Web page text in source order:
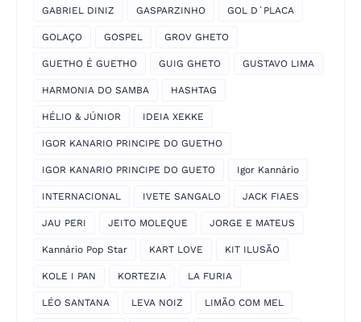
GABRIEL DINIZ GASPARZINHO GOL D´PLACA
GOLAÇO GOSPEL GROV GHETO
GUETHO É GUETHO GUIG GHETO GUSTAVO LIMA
HARMONIA DO SAMBA HASHTAG
HÉLIO & JÚNIOR IDEIA XEKKE
IGOR KANARIO PRINCIPE DO GUETHO
IGOR KANARIO PRINCIPE DO GUETO Igor Kannário
INTERNACIONAL IVETE SANGALO JACK FIAES
JAU PERI JEITO MOLEQUE JORGE E MATEUS
Kannário Pop Star KART LOVE KIT ILUSÃO
KOLE I PAN KORTEZIA LA FURIA
LÉO SANTANA LEVA NOIZ LIMÃO COM MEL